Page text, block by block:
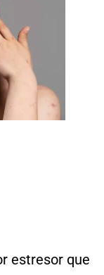
estresor que